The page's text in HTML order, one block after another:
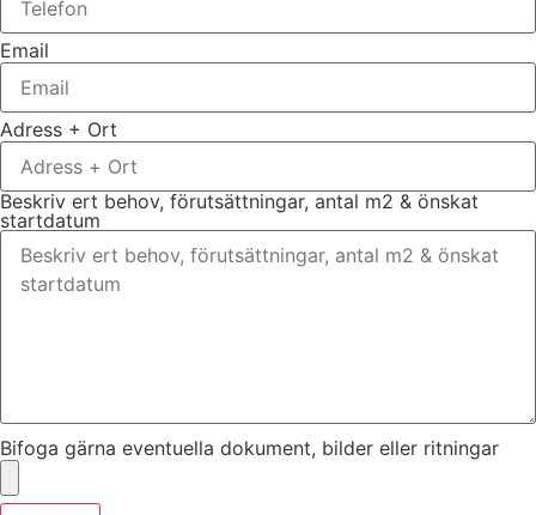
Email
Adress + Ort
Beskriv ert behov, förutsättningar, antal m2 & önskat
startdatum
Bifoga gärna eventuella dokument, bilder eller ritningar